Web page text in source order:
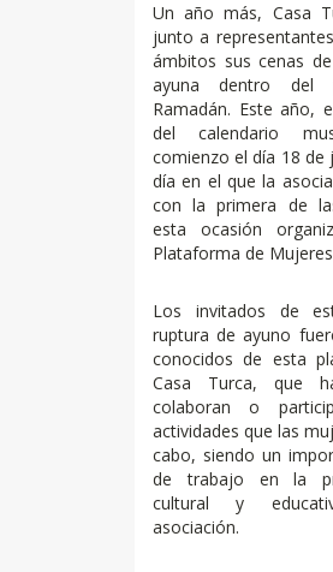
Un año más, Casa
junto a
ámbitos sus cenas
ayuna dentro del
Ramadán. Este año,
del calendario
comienzo el día 18 de
día en el que la
con la primera de
esta ocasión
Plataforma de
Los invitados de
ruptura de ayuno
conocidos de esta
Casa Turca, que
colaboran o
actividades que las
cabo, siendo un
de trabajo en la
cultural y
asociación.